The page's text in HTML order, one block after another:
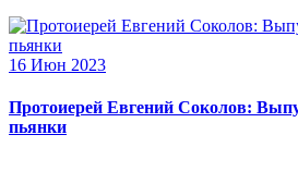
16 Июн 2023
Протоиерей Евгений Соколов:
пьянки